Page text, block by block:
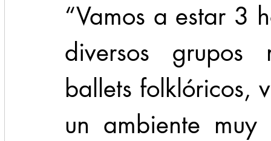
“Vamos a estar 3
diversos grupos
ballets folklóricos,
un ambiente